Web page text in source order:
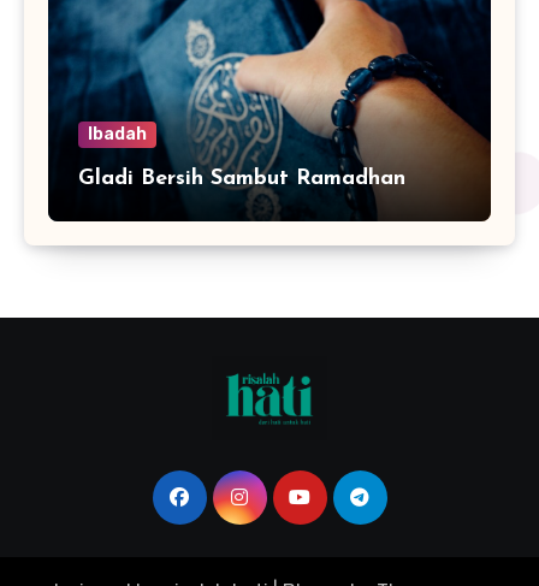
Ibadah
Gladi Bersih Sambut Ramadhan